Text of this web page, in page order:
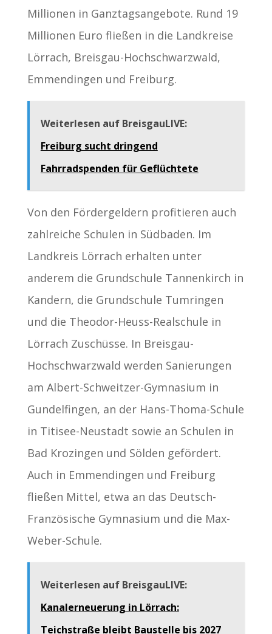
Millionen in Ganztagsangebote. Rund 19
Millionen Euro fließen in die Landkreise
Lörrach, Breisgau-Hochschwarzwald,
Emmendingen und Freiburg.
Weiterlesen auf BreisgauLIVE:
Freiburg sucht dringend
Fahrradspenden für Geflüchtete
Von den Fördergeldern profitieren auch
zahlreiche Schulen in Südbaden. Im
Landkreis Lörrach erhalten unter
anderem die Grundschule Tannenkirch in
Kandern, die Grundschule Tumringen
und die Theodor-Heuss-Realschule in
Lörrach Zuschüsse. In Breisgau-
Hochschwarzwald werden Sanierungen
am Albert-Schweitzer-Gymnasium in
Gundelfingen, an der Hans-Thoma-Schule
in Titisee-Neustadt sowie an Schulen in
Bad Krozingen und Sölden gefördert.
Auch in Emmendingen und Freiburg
fließen Mittel, etwa an das Deutsch-
Französische Gymnasium und die Max-
Weber-Schule.
Weiterlesen auf BreisgauLIVE:
Kanalerneuerung in Lörrach:
Teichstraße bleibt Baustelle bis 2027